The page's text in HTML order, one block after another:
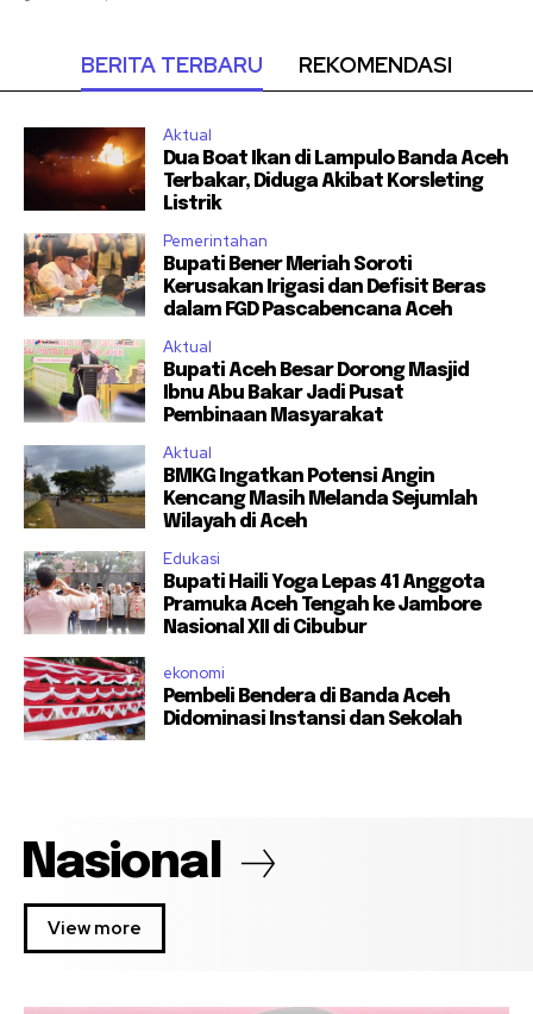
BERITA TERBARU REKOMENDASI
Aktual
Dua Boat Ikan di Lampulo Banda Aceh
Terbakar, Diduga Akibat Korsleting
Listrik
Pemerintahan
Bupati Bener Meriah Soroti
Kerusakan Irigasi dan Defisit Beras
dalam FGD Pascabencana Aceh
Aktual
Bupati Aceh Besar Dorong Masjid
Ibnu Abu Bakar Jadi Pusat
Pembinaan Masyarakat
Aktual
BMKG Ingatkan Potensi Angin
Kencang Masih Melanda Sejumlah
Wilayah di Aceh
Edukasi
Bupati Haili Yoga Lepas 41 Anggota
Pramuka Aceh Tengah ke Jambore
Nasional XII di Cibubur
ekonomi
Pembeli Bendera di Banda Aceh
Didominasi Instansi dan Sekolah
Nasional
View more